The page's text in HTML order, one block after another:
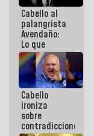
Cabello al
palangrista
Avendaño:
Lo que
vayas a
escribir
hazlo hoy
por que no
sabemos si
la semana
que viene
hay
Cabello
ironiza
sobre
contradicciones